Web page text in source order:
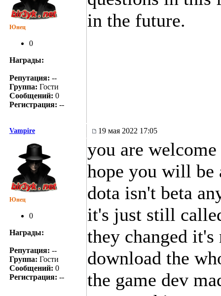
Юнец
0
Награды:
Репутация: --
Группа: Гости
Сообщений: 0
Регистрация: --
in the future.
Vampire 19 мая 2022 17:05
Юнец
0
Награды:
Репутация: --
Группа: Гости
Сообщений: 0
Регистрация: --
you are welcome
hope you will be
dota isn't beta
it's just still
they changed
download the
the game dev